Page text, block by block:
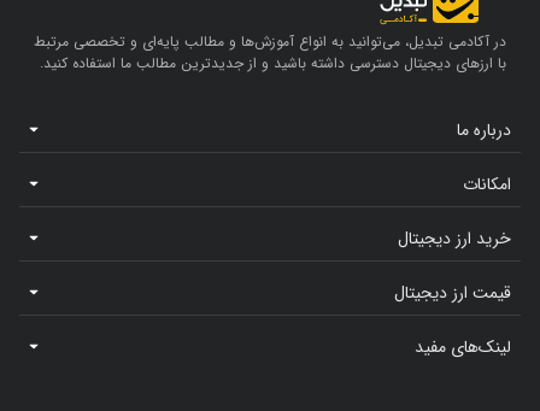
در آکادمی تبدیل، می‌توانید به انواع آموزش‌ها و مطالب پایه‌ای و تخصصی مرتبط
با ارزهای دیجیتال دسترسی داشته باشید و از جدیدترین مطالب ما استفاده کنید.
درباره ما
امکانات
خرید ارز دیجیتال
قیمت ارز دیجیتال
لینک‌های مفید